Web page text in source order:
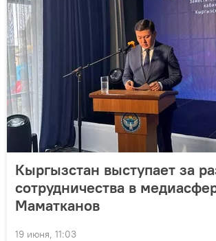
Кыргызстан выступает за
сотрудничества в
Маматканов
19 июня, 11:03